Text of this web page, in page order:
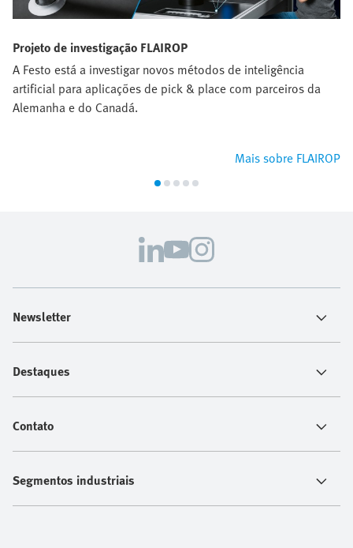
Projeto de investigação FLAIROP
A Festo está a investigar novos métodos de inteligência
artificial para aplicações de pick & place com parceiros da
Alemanha e do Canadá.
Mais sobre FLAIROP
Newsletter
Destaques
Contato
Segmentos industriais